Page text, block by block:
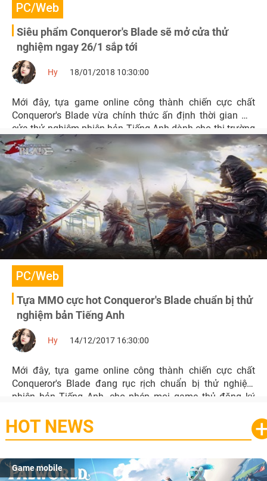
PC/Web
Siêu phẩm Conqueror's Blade sẽ mở cửa thử
nghiệm ngay 26/1 sắp tới
Hy 18/01/2018 10:30:00
Mới đây, tựa game online công thành chiến cực chất
Conqueror's Blade vừa chính thức ấn định thời gian mở
cửa thử nghiệm phiên bản Tiếng Anh dành cho thị trường
quốc tế vào ngày 26/1 tới đây.
PC/Web
Tựa MMO cực hot Conqueror's Blade chuẩn bị thử
nghiệm bản Tiếng Anh
Hy 14/12/2017 16:30:00
Mới đây, tựa game online công thành chiến cực chất
Conqueror's Blade đang rục rịch chuẩn bị thử nghiệm
phiên bản Tiếng Anh, cho phép mọi game thủ đăng ký
HOT NEWS
Game mobile